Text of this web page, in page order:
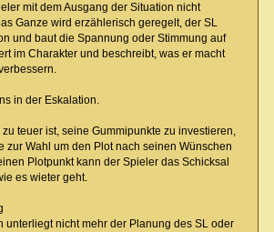
mit dem Ausgang der Situation nicht
Ganze wird erzählerisch geregelt, der SL
und baut die Spannung oder Stimmung auf
im Charakter und beschreibt, was er macht
in der Eskalation.
teuer ist, seine Gummipunkte zu investieren,
zur Wahl um den Plot nach seinen Wünschen
Plotpunkt kann der Spieler das Schicksal
es wieter geht.
unterliegt nicht mehr der Planung des SL oder